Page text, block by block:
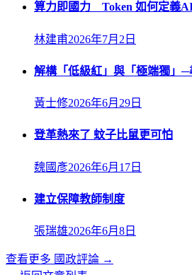
算力即國力 Token 如何定義
林建甫2026年7月2日
解構「低級紅」與「極端獨」
黃士修2026年6月29日
登革熱來了 蚊子比鼠更可怕
魏國彥2026年6月17日
建立保障教師制度
張瑞雄2026年6月8日
查看更多 國政評論 →